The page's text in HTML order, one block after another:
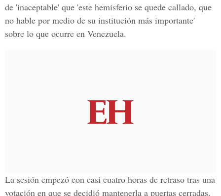
de 'inaceptable' que 'este hemisferio se quede callado, que
no hable por medio de su institución más importante'
sobre lo que ocurre en Venezuela.
La sesión empezó con casi cuatro horas de retraso tras una
votación en que se decidió mantenerla a puertas cerradas.